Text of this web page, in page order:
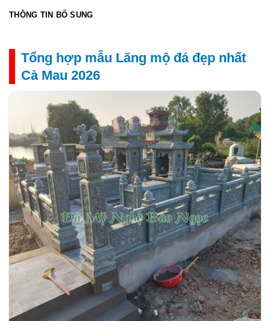
THÔNG TIN BỔ SUNG
Tổng hợp mẫu Lăng mộ đá đẹp nhất
Cà Mau 2026